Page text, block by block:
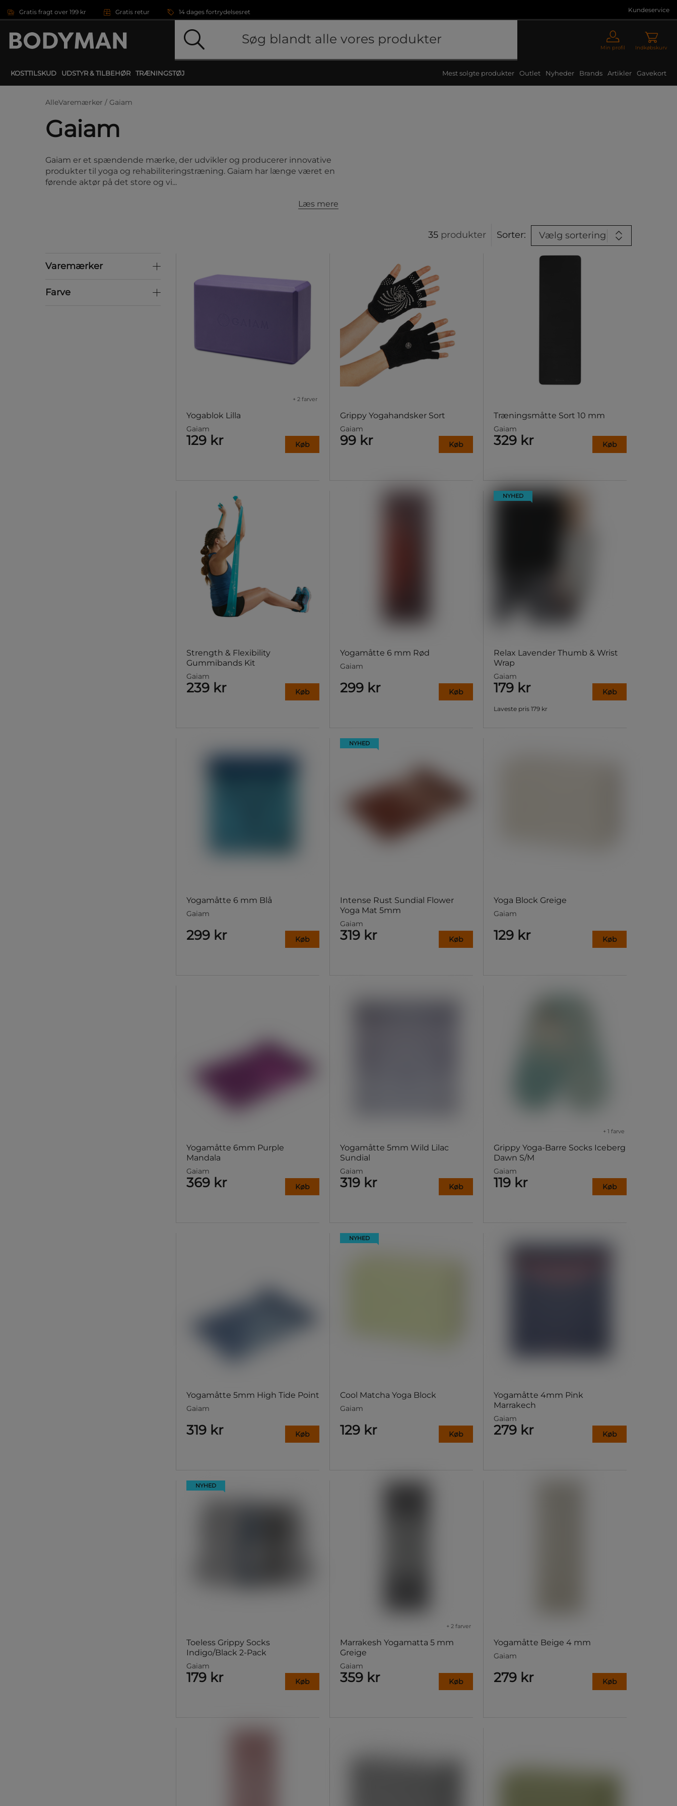
Gratis fragt over 199 kr Gratis retur 14 dages fortrydelsesret Kundeservice
Min profil Indkøbskurv
KOSTTILSKUD UDSTYR & TILBEHØR TRÆNINGSTØJ Mest solgte produkter Outlet Nyheder Brands Artikler Gavekort
AlleVaremærker / Gaiam
Gaiam
Gaiam er et spændende mærke, der udvikler og producerer innovative
produkter til yoga og rehabiliteringstræning. Gaiam har længe været en
førende aktør på det store og vi...
Læs mere
35 produkter Sorter: Vælg sortering
VaremærkerVaremærker
FarveFarve
Yogablok Lilla
+ 2 farver
Gaiam
129 kr Køb
Grippy Yogahandsker Sort
Gaiam
99 kr Køb
Træningsmåtte Sort 10 mm
Gaiam
329 kr Køb
Strength & Flexibility
Gummibands Kit
Gaiam
239 kr Køb
Yogamåtte 6 mm Rød
Gaiam
299 kr Køb
NYHED
Relax Lavender Thumb & Wrist
Wrap
Gaiam
179 kr Køb
Laveste pris 179 kr
Yogamåtte 6 mm Blå
Gaiam
299 kr Køb
NYHED
Intense Rust Sundial Flower
Yoga Mat 5mm
Gaiam
319 kr Køb
Yoga Block Greige
Gaiam
129 kr Køb
Yogamåtte 6mm Purple
Mandala
Gaiam
369 kr Køb
Yogamåtte 5mm Wild Lilac
Sundial
Gaiam
319 kr Køb
Grippy Yoga-Barre Socks Iceberg
Dawn S/M
+ 1 farve
Gaiam
119 kr Køb
Yogamåtte 5mm High Tide Point
Gaiam
319 kr Køb
NYHED
Cool Matcha Yoga Block
Gaiam
129 kr Køb
Yogamåtte 4mm Pink
Marrakech
Gaiam
279 kr Køb
NYHED
Toeless Grippy Socks
Indigo/Black 2-Pack
Gaiam
179 kr Køb
Marrakesh Yogamatta 5 mm
Greige
+ 2 farver
Gaiam
359 kr Køb
Yogamåtte Beige 4 mm
Gaiam
279 kr Køb